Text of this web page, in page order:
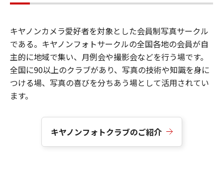
キヤノンカメラ愛好者を対象とした会員制写真サークル
である。キヤノンフォトサークルの全国各地の会員が自
主的に地域で集い、月例会や撮影会などを行う場です。
全国に90以上のクラブがあり、写真の技術や知識を身に
つける場、写真の喜びを分ちあう場として活用されてい
ます。
キヤノンフォトクラブのご紹介